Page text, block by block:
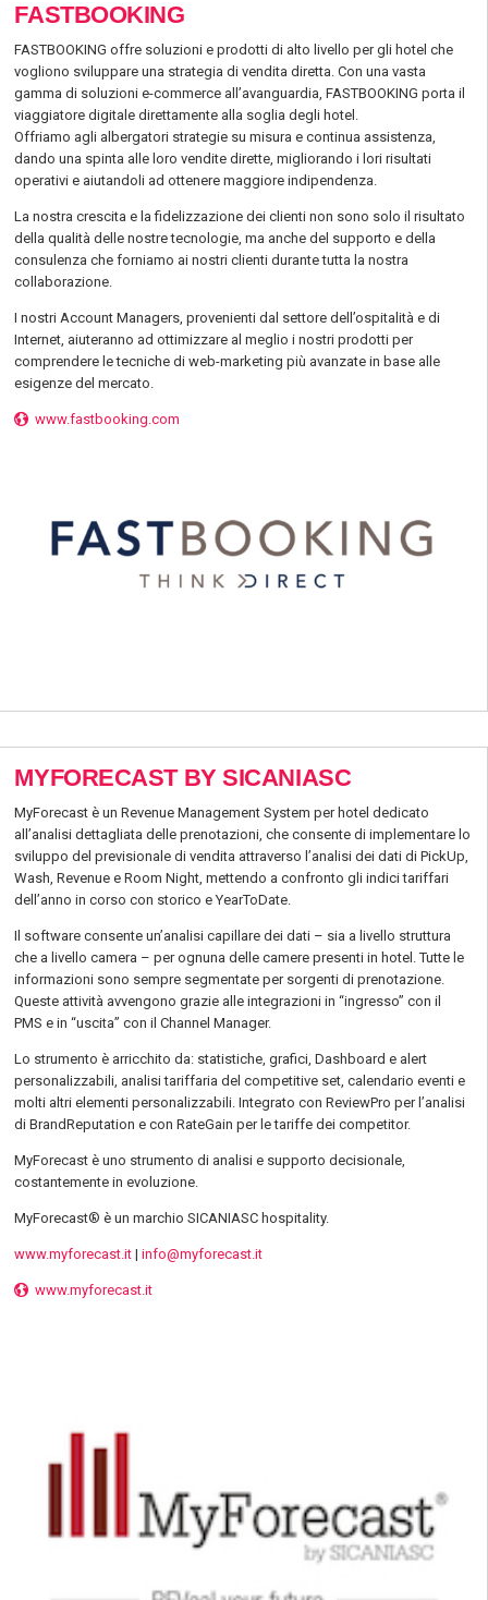
FASTBOOKING
FASTBOOKING offre soluzioni e prodotti di alto livello per gli hotel che
vogliono sviluppare una strategia di vendita diretta. Con una vasta
gamma di soluzioni e-commerce all’avanguardia, FASTBOOKING porta il
viaggiatore digitale direttamente alla soglia degli hotel.
Offriamo agli albergatori strategie su misura e continua assistenza,
dando una spinta alle loro vendite dirette, migliorando i lori risultati
operativi e aiutandoli ad ottenere maggiore indipendenza.
La nostra crescita e la fidelizzazione dei clienti non sono solo il risultato
della qualità delle nostre tecnologie, ma anche del supporto e della
consulenza che forniamo ai nostri clienti durante tutta la nostra
collaborazione.
I nostri Account Managers, provenienti dal settore dell’ospitalità e di
Internet, aiuteranno ad ottimizzare al meglio i nostri prodotti per
comprendere le tecniche di web-marketing più avanzate in base alle
esigenze del mercato.
www.fastbooking.com
MYFORECAST BY SICANIASC
MyForecast è un Revenue Management System per hotel dedicato
all’analisi dettagliata delle prenotazioni, che consente di implementare lo
sviluppo del previsionale di vendita attraverso l’analisi dei dati di PickUp,
Wash, Revenue e Room Night, mettendo a confronto gli indici tariffari
dell’anno in corso con storico e YearToDate.
Il software consente un’analisi capillare dei dati – sia a livello struttura
che a livello camera – per ognuna delle camere presenti in hotel. Tutte le
informazioni sono sempre segmentate per sorgenti di prenotazione.
Queste attività avvengono grazie alle integrazioni in “ingresso” con il
PMS e in “uscita” con il Channel Manager.
Lo strumento è arricchito da: statistiche, grafici, Dashboard e alert
personalizzabili, analisi tariffaria del competitive set, calendario eventi e
molti altri elementi personalizzabili. Integrato con ReviewPro per l’analisi
di BrandReputation e con RateGain per le tariffe dei competitor.
MyForecast è uno strumento di analisi e supporto decisionale,
costantemente in evoluzione.
MyForecast® è un marchio SICANIASC hospitality.
www.myforecast.it |info@myforecast.it
www.myforecast.it